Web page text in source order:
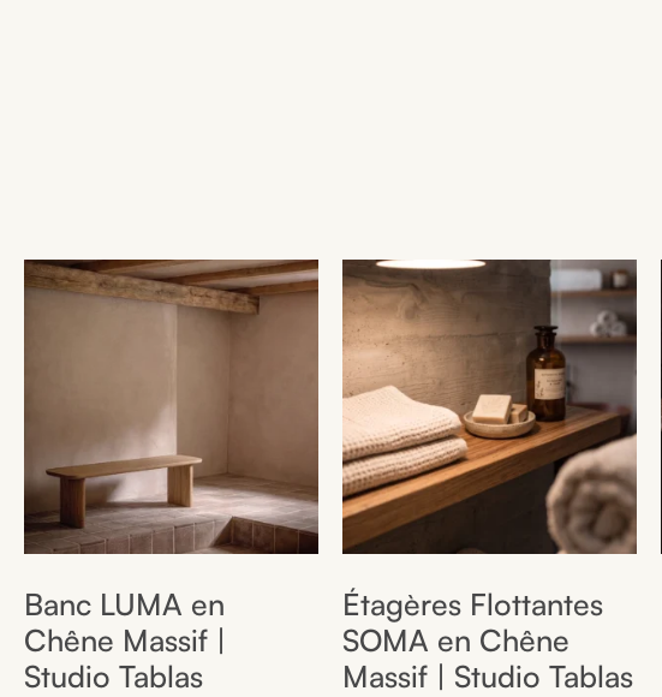
Banc LUMA en
Chêne Massif |
Studio Tablas
Étagères Flottantes
SOMA en Chêne
Massif | Studio Tablas